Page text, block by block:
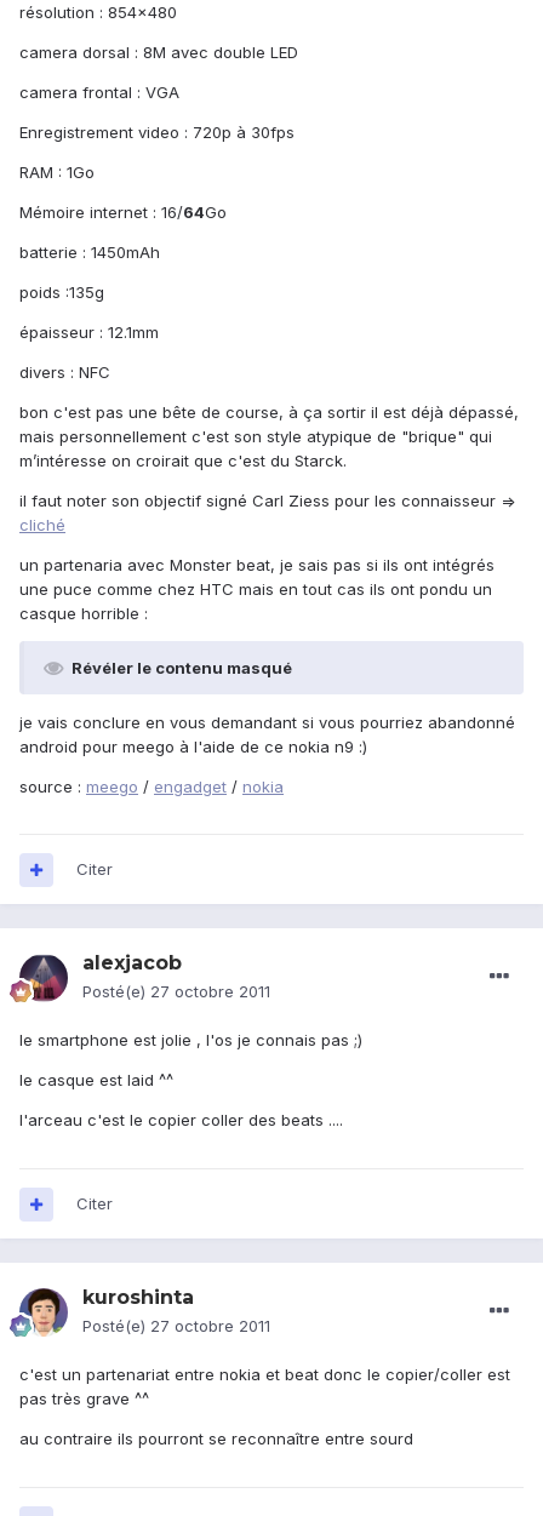
résolution : 854x480
camera dorsal : 8M avec double LED
camera frontal : VGA
Enregistrement video : 720p à 30fps
RAM : 1Go
Mémoire internet : 16/64Go
batterie : 1450mAh
poids :135g
épaisseur : 12.1mm
divers : NFC
bon c'est pas une bête de course, à ça sortir il est déjà dépassé,
mais personnellement c'est son style atypique de "brique" qui
m’intéresse on croirait que c'est du Starck.
il faut noter son objectif signé Carl Ziess pour les connaisseur =>
cliché
un partenaria avec Monster beat, je sais pas si ils ont intégrés
une puce comme chez HTC mais en tout cas ils ont pondu un
casque horrible :
Révéler le contenu masqué
je vais conclure en vous demandant si vous pourriez abandonné
android pour meego à l'aide de ce nokia n9 :)
source : meego / engadget / nokia
Citer
alexjacob
Posté(e) 27 octobre 2011
le smartphone est jolie , l'os je connais pas ;)
le casque est laid ^^
l'arceau c'est le copier coller des beats ....
Citer
kuroshinta
Posté(e) 27 octobre 2011
c'est un partenariat entre nokia et beat donc le copier/coller est
pas très grave ^^
au contraire ils pourront se reconnaître entre sourd